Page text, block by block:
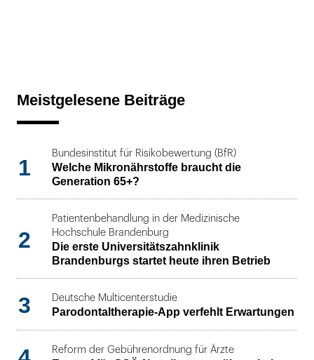
Meistgelesene Beiträge
1
Bundesinstitut für Risikobewertung (BfR)
Welche Mikronährstoffe braucht die
Generation 65+?
2
Patientenbehandlung in der Medizinische
Hochschule Brandenburg
Die erste Universitätszahnklinik
Brandenburgs startet heute ihren Betrieb
3 Deutsche Multicenterstudie
Parodontaltherapie-App verfehlt Erwartungen
Reform der Gebührenordnung für Ärzte